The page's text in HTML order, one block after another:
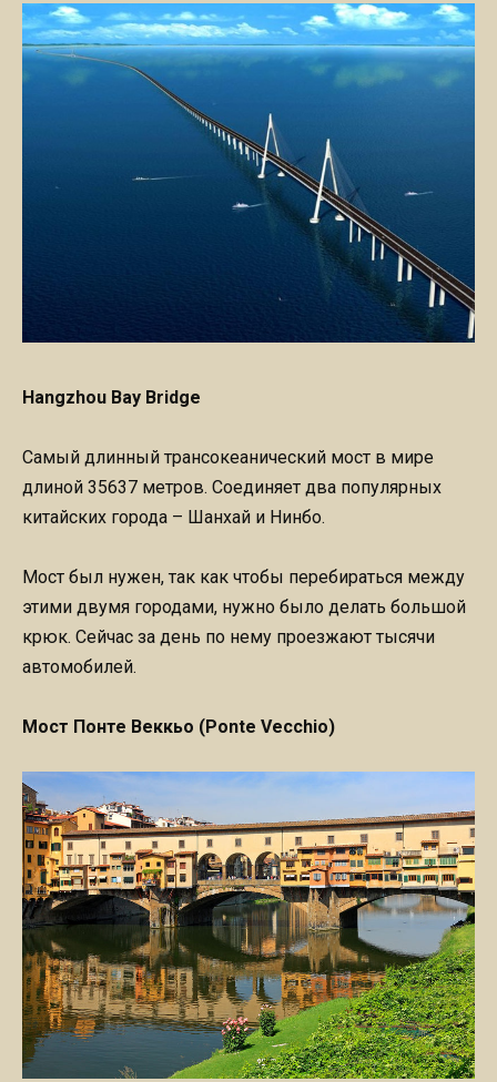
Hangzhou Bay Bridge
Самый длинный трансокеанический мост в мире
длиной 35637 метров. Соединяет два популярных
китайских города – Шанхай и Нинбо.
Мост был нужен, так как чтобы перебираться между
этими двумя городами, нужно было делать большой
крюк. Сейчас за день по нему проезжают тысячи
автомобилей.
Мост Понте Веккьо (Ponte Vecchio)